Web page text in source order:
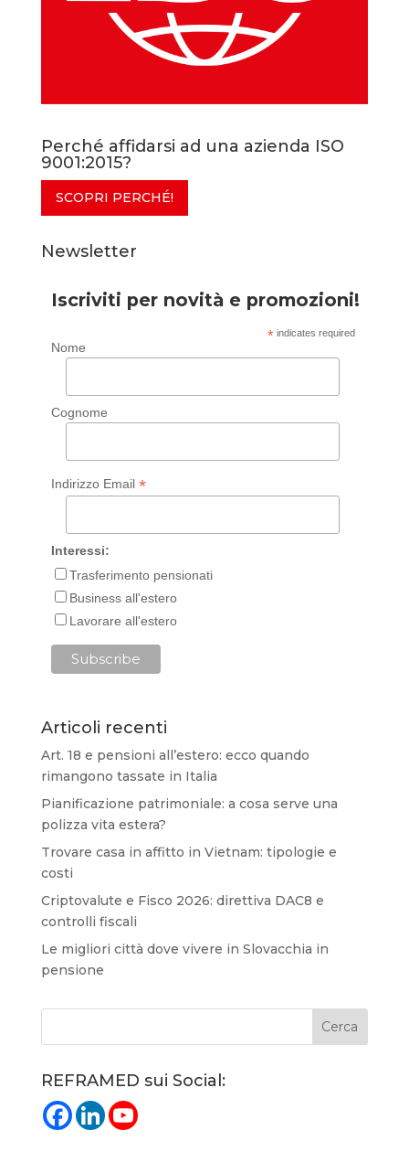
Perché affidarsi ad una azienda ISO
9001:2015?
SCOPRI PERCHÉ!
Newsletter
Iscriviti per novità e promozioni!
* indicates required
Nome
Cognome
Indirizzo Email *
Interessi:
Trasferimento pensionati
Business all'estero
Lavorare all'estero
Articoli recenti
Art. 18 e pensioni all’estero: ecco quando
rimangono tassate in Italia
Pianificazione patrimoniale: a cosa serve una
polizza vita estera?
Trovare casa in affitto in Vietnam: tipologie e
costi
Criptovalute e Fisco 2026: direttiva DAC8 e
controlli fiscali
Le migliori città dove vivere in Slovacchia in
pensione
REFRAMED sui Social: